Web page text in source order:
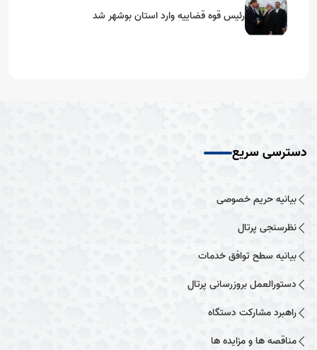
رئیس قوه قضاییه وارد استان بوشهر شد
دسترسی سریع
بیانیه حریم خصوصی
نظرسنجی پرتال
بیانیه سطح توافق خدمات
دستورالعمل بروزرسانی پرتال
راهبرد مشارکت دستگاه
مناقصه ها و مزایده ها